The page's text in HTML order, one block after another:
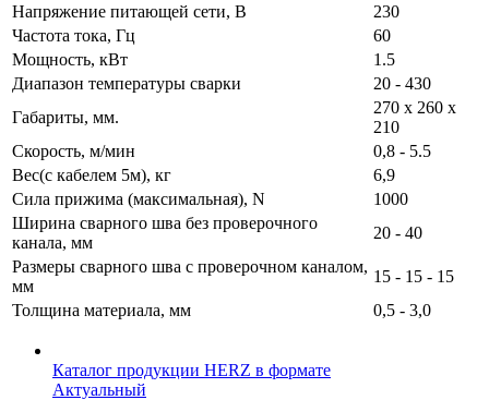
Напряжение питающей сети, В
230
Частота тока, Гц
60
Мощность, кВт
1.5
Диапазон температуры сварки
20 - 430
Габариты, мм.
270 х 260 х
210
Скорость, м/мин
0,8 - 5.5
Вес(с кабелем 5м), кг
6,9
Сила прижима (максимальная), N
1000
Ширина сварного шва без проверочного
канала, мм
20 - 40
Размеры сварного шва с проверочном каналом,
мм
15 - 15 - 15
Толщина материала, мм
0,5 - 3,0
Каталог продукции HERZ в формате
Актуальный